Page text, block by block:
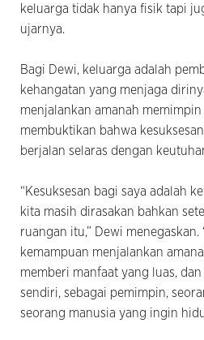
keluarga tidak hanya fisik tapi
ujarnya.
Bagi Dewi, keluarga adalah
kehangatan yang menjaga
menjalankan amanah memimpin
membuktikan bahwa
berjalan selaras dengan
“Kesuksesan bagi saya adalah
kita masih dirasakan bahkan
ruangan itu,” Dewi menegaskan.
kemampuan menjalankan
memberi manfaat yang luas,
sendiri, sebagai pemimpin,
seorang manusia yang ingin